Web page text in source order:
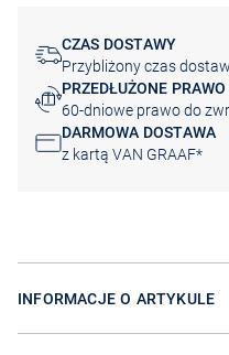
CZAS DOSTAWY
Przybliżony czas
PRZEDŁUŻONE
60-dniowe prawo do
DARMOWA DOSTAWA
z kartą VAN GRAAF*
INFORMACJE O ARTYKULE